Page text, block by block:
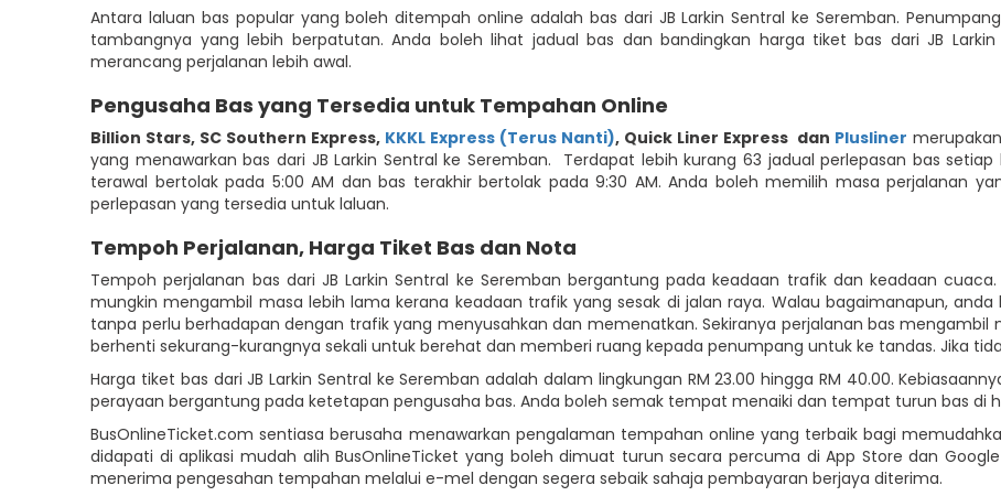
Antara laluan bas popular yang boleh ditempah online adalah bas dari JB Larkin Sentral ke Seremban.
tambangnya yang lebih berpatutan. Anda boleh lihat jadual bas dan bandingkan harga tiket bas dari JB
merancang perjalanan lebih awal.
Pengusaha Bas yang Tersedia untuk Tempahan Online
Billion Stars, SC Southern Express, KKKL Express (Terus Nanti), Quick Liner Express dan Plusliner
yang menawarkan bas dari JB Larkin Sentral ke Seremban. Terdapat lebih kurang 63 jadual perlepasan bas setiap
terawal bertolak pada 5:00 AM dan bas terakhir bertolak pada 9:30 AM. Anda boleh memilih masa perjalanan
perlepasan yang tersedia untuk laluan.
Tempoh Perjalanan, Harga Tiket Bas dan Nota
Tempoh perjalanan bas dari JB Larkin Sentral ke Seremban bergantung pada keadaan trafik dan keadaan
mungkin mengambil masa lebih lama kerana keadaan trafik yang sesak di jalan raya. Walau bagaimanapun,
tanpa perlu berhadapan dengan trafik yang menyusahkan dan memenatkan. Sekiranya perjalanan bas mengambil
berhenti sekurang-kurangnya sekali untuk berehat dan memberi ruang kepada penumpang untuk ke tandas. Jika
Harga tiket bas dari JB Larkin Sentral ke Seremban adalah dalam lingkungan RM 23.00 hingga RM 40.00.
perayaan bergantung pada ketetapan pengusaha bas. Anda boleh semak tempat menaiki dan tempat turun bas di
BusOnlineTicket.com sentiasa berusaha menawarkan pengalaman tempahan online yang terbaik bagi
didapati di aplikasi mudah alih BusOnlineTicket yang boleh dimuat turun secara percuma di App Store dan
menerima pengesahan tempahan melalui e-mel dengan segera sebaik sahaja pembayaran berjaya diterima.